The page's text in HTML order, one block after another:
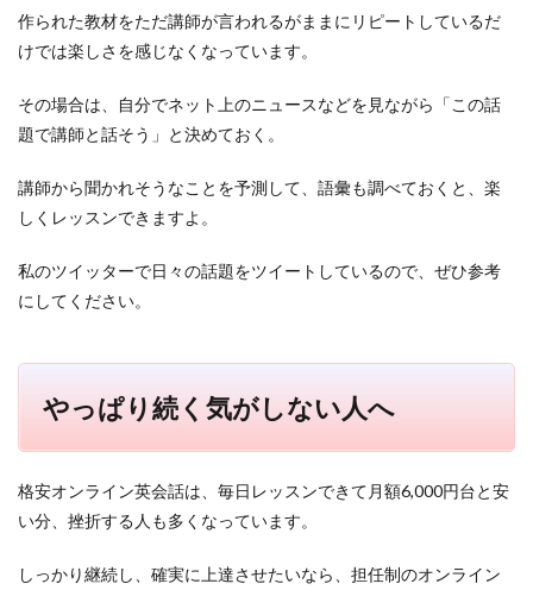
作られた教材をただ講師が言われるがままにリピートしているだ
けでは楽しさを感じなくなっています。
その場合は、自分でネット上のニュースなどを見ながら「この話
題で講師と話そう」と決めておく。
講師から聞かれそうなことを予測して、語彙も調べておくと、楽
しくレッスンできますよ。
私のツイッターで日々の話題をツイートしているので、ぜひ参考
にしてください。
やっぱり続く気がしない人へ
格安オンライン英会話は、毎日レッスンできて月額6,000円台と安
い分、挫折する人も多くなっています。
しっかり継続し、確実に上達させたいなら、担任制のオンライン